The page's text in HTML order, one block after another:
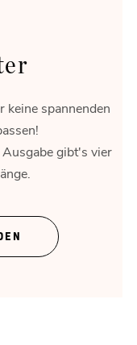
keine spannenden
gibt's vier